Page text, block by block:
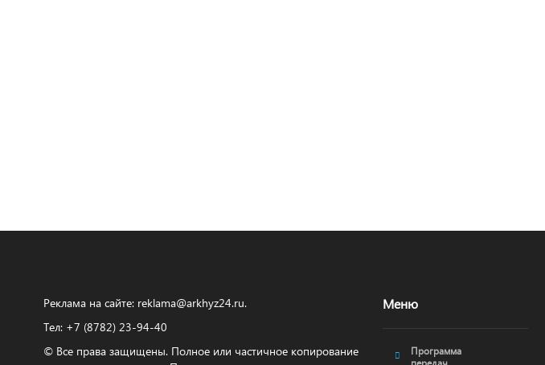
Реклама на сайте: reklama@arkhyz24.ru.
Тел: +7 (8782) 23‑94‑40
© Все права защищены. Полное или частичное копирование
Меню
Программа